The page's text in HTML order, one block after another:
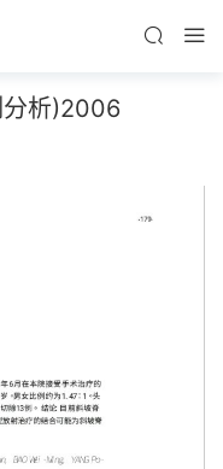
分析)2006